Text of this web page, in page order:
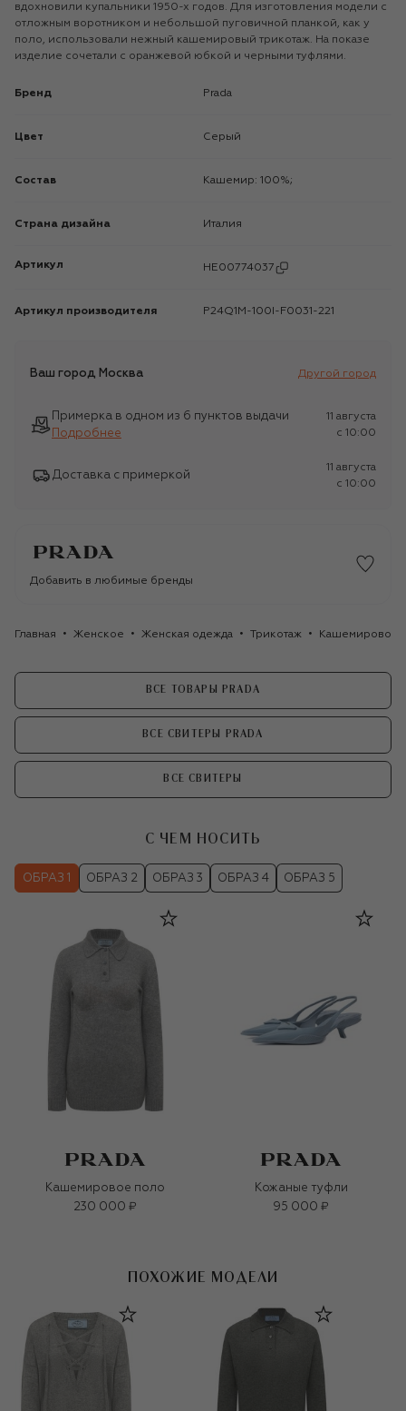
вдохновили купальники 1950-х годов. Для изготовления модели с
отложным воротником и небольшой пуговичной планкой, как у
поло, использовали нежный кашемировый трикотаж. На показе
изделие сочетали с оранжевой юбкой и черными туфлями.
Бренд Prada
Цвет Серый
Состав Кашемир: 100%;
Страна дизайна Италия
Артикул HE00774037
Артикул производителя P24Q1M-100I-F0031-221
Ваш город Москва Другой город
Примерка в одном из 6 пунктов выдачи
Подробнее
11 августа
c 10:00
Доставка с примеркой
11 августа
c 10:00
Добавить в любимые бренды
Главная Женское Женская одежда Трикотаж Кашемировое
ВСЕ ТОВАРЫ PRADA
ВСЕ СВИТЕРЫ PRADA
ВСЕ СВИТЕРЫ
С ЧЕМ НОСИТЬ
ОБРАЗ 1 ОБРАЗ 2 ОБРАЗ 3 ОБРАЗ 4 ОБРАЗ 5
Кашемировое поло
230 000 ₽
Кожаные туфли
95 000 ₽
ПОХОЖИЕ МОДЕЛИ